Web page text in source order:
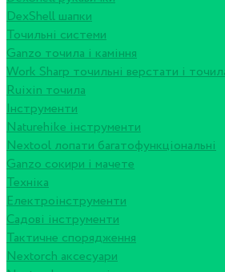
DexShell шапки
Точильні системи
Ganzo точила і каміння
Work Sharp точильні верстати і
Ruixin точила
Інструменти
Naturehike інструменти
Nextool лопати багатофункціональні
Ganzo сокири і мачете
Техніка
Електроінструменти
Садові інструменти
Тактичне спорядження
Nextorch аксесуари